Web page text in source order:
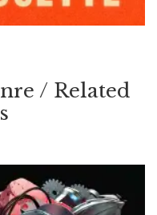
/ Couverture
/ Related